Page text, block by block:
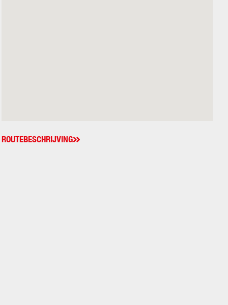
ROUTEBESCHRIJVING